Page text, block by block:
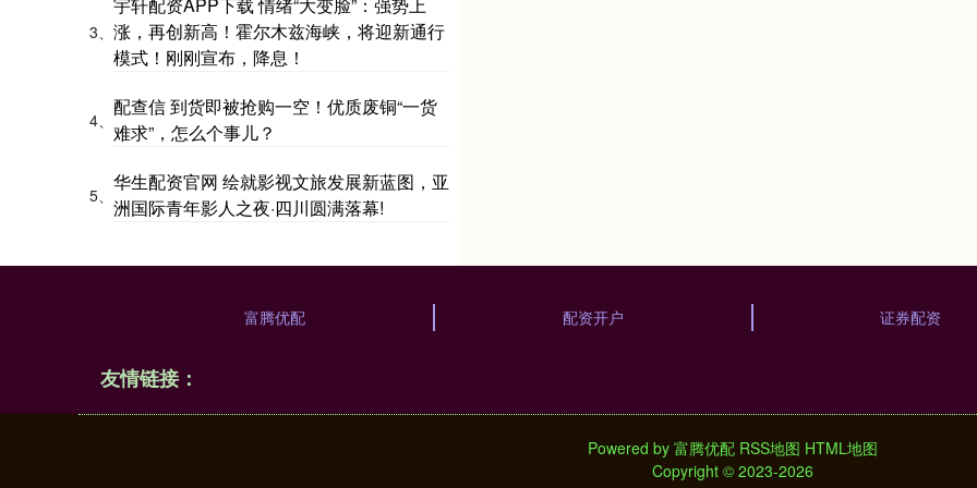
3、 涨，再创新高！霍尔木兹海峡，将迎新通行
模式！刚刚宣布，降息！
4、
配查信 到货即被抢购一空！优质废铜“一货
难求”，怎么个事儿？
5、
华生配资官网 绘就影视文旅发展新蓝图，亚
洲国际青年影人之夜·四川圆满落幕!
富腾优配 配资开户 证券配资
友情链接：
Powered by 富腾优配 RSS地图 HTML地图
Copyright © 2023-2026